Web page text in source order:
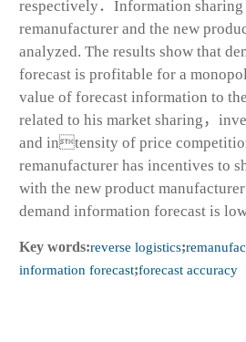
respectively．Information sharing
remanufacturer and the new
analyzed. The results show that
forecast is profitable for a
value of forecast information to
related to his market sharing，
and intensity of price
remanufacturer has incentives to
with the new product
demand information forecast is low
Key words:reverse logistics;
information forecast;forecast accuracy